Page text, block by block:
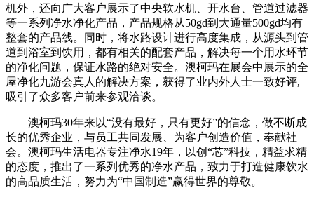
机外，还向广大客户展示了中央软水机、开水台、管道过滤器
等一系列净水净化产品，产品规格从50gd到大通量500gd均有
整套的产品线。同时，将水路设计进行高度集成，从源头到管
道到浴室到饮用，都有相关的配套产品，解决每一个用水环节
的净化问题，保证水路的绝对安全。澳柯玛在展会中展示的全
屋净化九游会真人的解决方案，获得了业内外人士一致好评,
吸引了众多客户前来参观洽谈。
澳柯玛30年来以“没有最好，只有更好”的信念，做不断成
长的优秀企业，与员工共同发展、为客户创造价值，奉献社
会。澳柯玛生活电器专注净水19年，以创“芯”科技，精益求精
的态度，推出了一系列优秀的净水产品，致力于打造健康饮水
的高品质生活，努力为“中国制造”赢得世界的尊敬。